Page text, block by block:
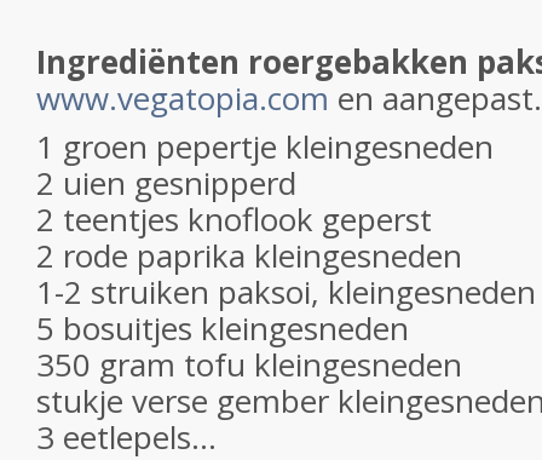
Ingrediënten roergebakken
www.vegatopia.com en aangepast.
1 groen pepertje kleingesneden
2 uien gesnipperd
2 teentjes knoflook geperst
2 rode paprika kleingesneden
1-2 struiken paksoi, kleingesneden
5 bosuitjes kleingesneden
350 gram tofu kleingesneden
stukje verse gember
3 eetlepels...